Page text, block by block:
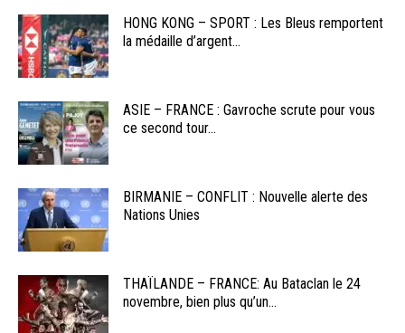
HONG KONG – SPORT : Les Bleus remportent
la médaille d’argent...
ASIE – FRANCE : Gavroche scrute pour vous
ce second tour...
BIRMANIE – CONFLIT : Nouvelle alerte des
Nations Unies
THAÏLANDE – FRANCE: Au Bataclan le 24
novembre, bien plus qu’un...